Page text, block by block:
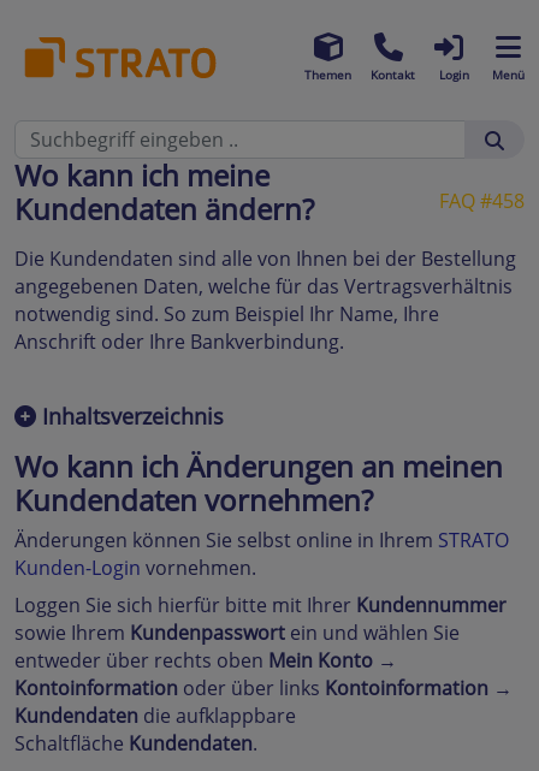
Themen Kontakt Login Menü
FAQ #458
Wo kann ich meine
Kundendaten ändern?
Die Kundendaten sind alle von Ihnen bei der Bestellung
angegebenen Daten, welche für das Vertragsverhältnis
notwendig sind. So zum Beispiel Ihr Name, Ihre
Anschrift oder Ihre Bankverbindung.
Inhaltsverzeichnis
Wo kann ich Änderungen an meinen
Kundendaten vornehmen?
Änderungen können Sie selbst online in Ihrem STRATO
Kunden-Login vornehmen.
Loggen Sie sich hierfür bitte mit Ihrer Kundennummer
sowie Ihrem Kundenpasswort ein und wählen Sie
entweder über rechts oben Mein Konto →
Kontoinformation oder über links Kontoinformation →
Kundendaten die aufklappbare
Schaltfläche Kundendaten.